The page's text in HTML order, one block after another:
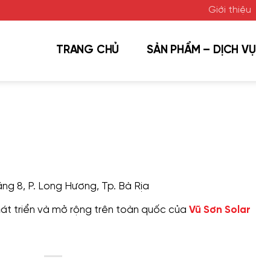
Giới thiệu
TRANG CHỦ SẢN PHẨM – DỊCH VỤ
8, P. Long Hương, Tp. Bà Rịa
triển và mở rộng trên toàn quốc của Vũ Sơn Solar